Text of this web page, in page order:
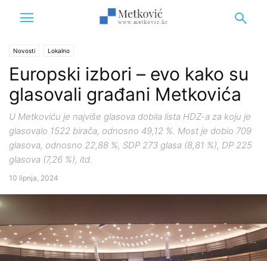
Novosti Lokalno
Europski izbori – evo kako su
glasovali građani Metkovića
U Metkoviću je najviše glasova dobila lista HDZ-a za koju je
glasovalo 1522 birača, odnosno 49,12 %. Most je dobio 709
glasova, odnosno 22,88 %, SDP 273 glasa (8,81 %), DP 225
glasova (7,26 %), itd.
10 lipnja, 2024